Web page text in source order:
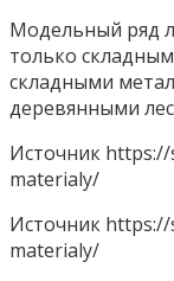
Модельный ряд
только
складными
деревянными
Источник
materialy/
Источник
materialy/